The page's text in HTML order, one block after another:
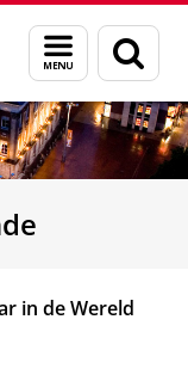
Menu
en
zoeken
in de Wereld